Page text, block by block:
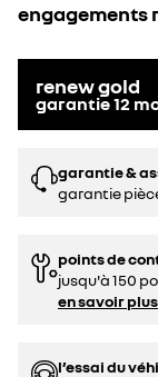
engagements
renew gold
garantie12
garantie &
garantie
points de
jusqu'à 150
en savoir plus
l’essai du